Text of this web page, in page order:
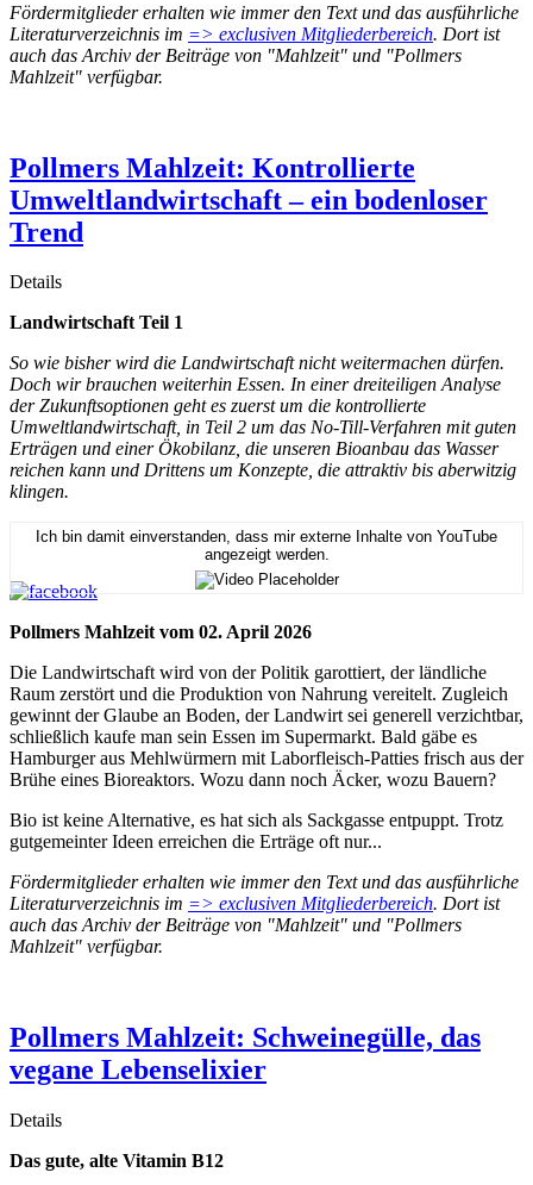
Fördermitglieder erhalten wie immer den Text und das ausführliche
Literaturverzeichnis im => exclusiven Mitgliederbereich. Dort ist
auch das Archiv der Beiträge von "Mahlzeit" und "Pollmers
Mahlzeit" verfügbar.
Pollmers Mahlzeit: Kontrollierte
Umweltlandwirtschaft – ein bodenloser
Trend
Details
Landwirtschaft Teil 1
So wie bisher wird die Landwirtschaft nicht weitermachen dürfen.
Doch wir brauchen weiterhin Essen. In einer dreiteiligen Analyse
der Zukunftsoptionen geht es zuerst um die kontrollierte
Umweltlandwirtschaft, in Teil 2 um das No-Till-Verfahren mit guten
Erträgen und einer Ökobilanz, die unseren Bioanbau das Wasser
reichen kann und Drittens um Konzepte, die attraktiv bis aberwitzig
klingen.
Ich bin damit einverstanden, dass mir externe Inhalte von YouTube
angezeigt werden.
Pollmers Mahlzeit vom 02. April 2026
Die Landwirtschaft wird von der Politik garottiert, der ländliche
Raum zerstört und die Produktion von Nahrung vereitelt. Zugleich
gewinnt der Glaube an Boden, der Landwirt sei generell verzichtbar,
schließlich kaufe man sein Essen im Supermarkt. Bald gäbe es
Hamburger aus Mehlwürmern mit Laborfleisch-Patties frisch aus der
Brühe eines Bioreaktors. Wozu dann noch Äcker, wozu Bauern?
Bio ist keine Alternative, es hat sich als Sackgasse entpuppt. Trotz
gutgemeinter Ideen erreichen die Erträge oft nur...
Fördermitglieder erhalten wie immer den Text und das ausführliche
Literaturverzeichnis im => exclusiven Mitgliederbereich. Dort ist
auch das Archiv der Beiträge von "Mahlzeit" und "Pollmers
Mahlzeit" verfügbar.
Pollmers Mahlzeit: Schweinegülle, das
vegane Lebenselixier
Details
Das gute, alte Vitamin B12